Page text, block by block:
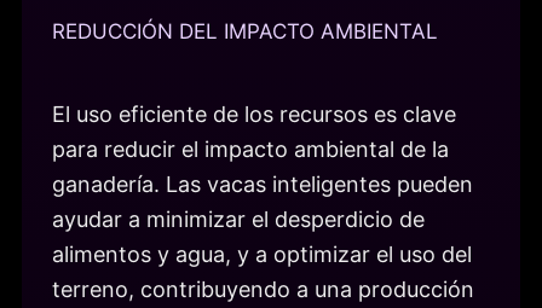
REDUCCIÓN DEL IMPACTO AMBIENTAL
El uso eficiente de los recursos es clave
para reducir el impacto ambiental de la
ganadería. Las vacas inteligentes pueden
ayudar a minimizar el desperdicio de
alimentos y agua, y a optimizar el uso del
terreno, contribuyendo a una producción